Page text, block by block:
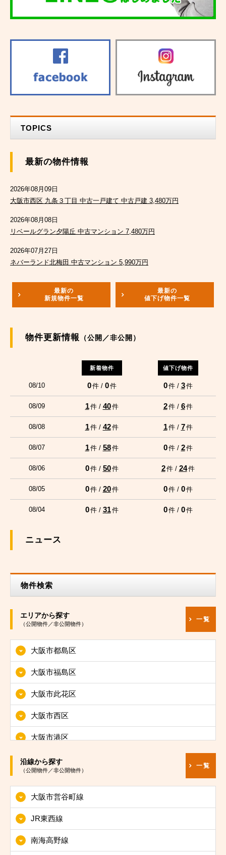
TOPICS
最新の物件情報
2026年08月09日
大阪市西区 九条３丁目 中古一戸建て 中古戸建 3,480万円
2026年08月08日
リベールグラン夕陽丘 中古マンション 7,480万円
2026年07月27日
ネバーランド北梅田 中古マンション 5,990万円
最新の
新規物件一覧
最新の
値下げ物件一覧
物件更新情報 （公開／非公開）
新着物件 値下げ物件
08/10 0件 / 0件 0件 / 3件
08/09 1件 / 40件 2件 / 6件
08/08 1件 / 42件 1件 / 7件
08/07 1件 / 58件 0件 / 2件
08/06 0件 / 50件 2件 / 24件
08/05 0件 / 20件 0件 / 0件
08/04 0件 / 31件 0件 / 0件
ニュース
物件検索
エリアから探す
（公開物件／非公開物件）
一覧
大阪市都島区
大阪市福島区
大阪市此花区
大阪市西区
大阪市港区
大阪市大正区
大阪市浪速区
大阪市西淀川区
大阪市東淀川区
沿線から探す
（公開物件／非公開物件）
一覧
大阪市営谷町線
JR東西線
南海高野線